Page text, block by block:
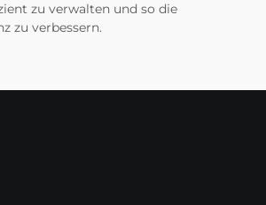
zu verwalten und so die
zu verbessern.